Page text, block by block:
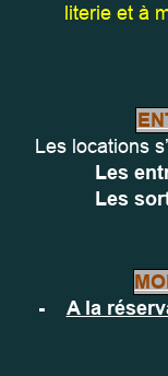
literie et à
Les locations
Les
Les
- A la